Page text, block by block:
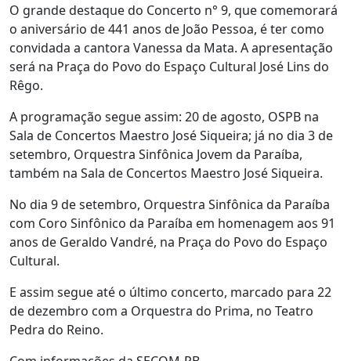
O grande destaque do Concerto n° 9, que comemorará
o aniversário de 441 anos de João Pessoa, é ter como
convidada a cantora Vanessa da Mata. A apresentação
será na Praça do Povo do Espaço Cultural José Lins do
Rêgo.
A programação segue assim: 20 de agosto, OSPB na
Sala de Concertos Maestro José Siqueira; já no dia 3 de
setembro, Orquestra Sinfônica Jovem da Paraíba,
também na Sala de Concertos Maestro José Siqueira.
No dia 9 de setembro, Orquestra Sinfônica da Paraíba
com Coro Sinfônico da Paraíba em homenagem aos 91
anos de Geraldo Vandré, na Praça do Povo do Espaço
Cultural.
E assim segue até o último concerto, marcado para 22
de dezembro com a Orquestra do Prima, no Teatro
Pedra do Reino.